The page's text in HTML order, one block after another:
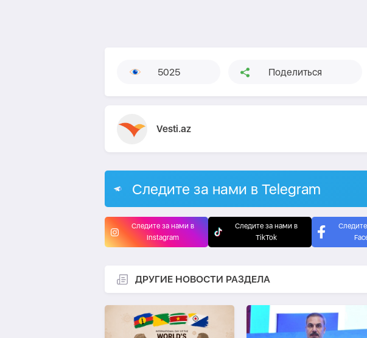
5025 Поделиться
Vesti.az
Следите за нами в Telegram
Следите за нами в
Instagram
Следите за нами в
TikTok
ДРУГИЕ НОВОСТИ РАЗДЕЛА